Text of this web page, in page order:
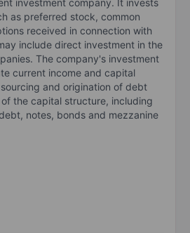
as preferred stock, common
received in connection with
include direct investment in the
The company's investment
current income and capital
and origination of debt
the capital structure, including
notes, bonds and mezzanine